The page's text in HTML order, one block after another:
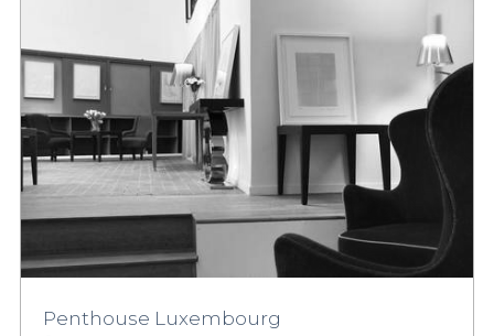
Penthouse Luxembourg